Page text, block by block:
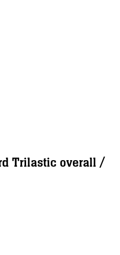
Trilastic overall /